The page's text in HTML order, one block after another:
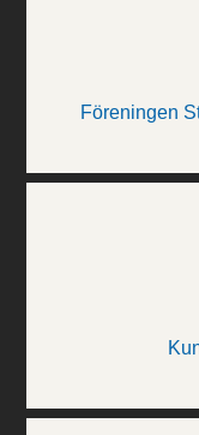
Föreningen